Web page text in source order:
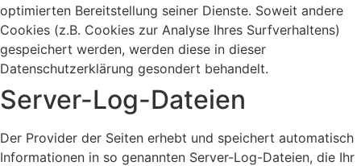
optimierten Bereitstellung seiner Dienste. Soweit andere
Cookies (z.B. Cookies zur Analyse Ihres Surfverhaltens)
gespeichert werden, werden diese in dieser
Datenschutzerklärung gesondert behandelt.
Server-Log-Dateien
Der Provider der Seiten erhebt und speichert automatisch
Informationen in so genannten Server-Log-Dateien, die Ihr